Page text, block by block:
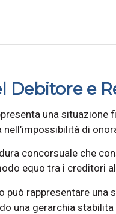
Debitore e
una situazione
di
concorsuale che
equo tra i creditori
può rappresentare
una gerarchia